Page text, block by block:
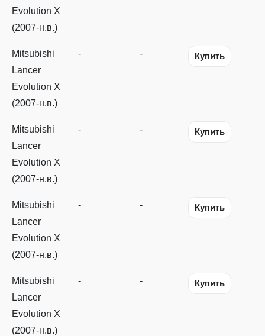
Evolution X
(2007-н.в.)
Mitsubishi
Lancer
Evolution X
(2007-н.в.)
- - Купить
Mitsubishi
Lancer
Evolution X
(2007-н.в.)
- - Купить
Mitsubishi
Lancer
Evolution X
(2007-н.в.)
- - Купить
Mitsubishi
Lancer
Evolution X
(2007-н.в.)
- - Купить